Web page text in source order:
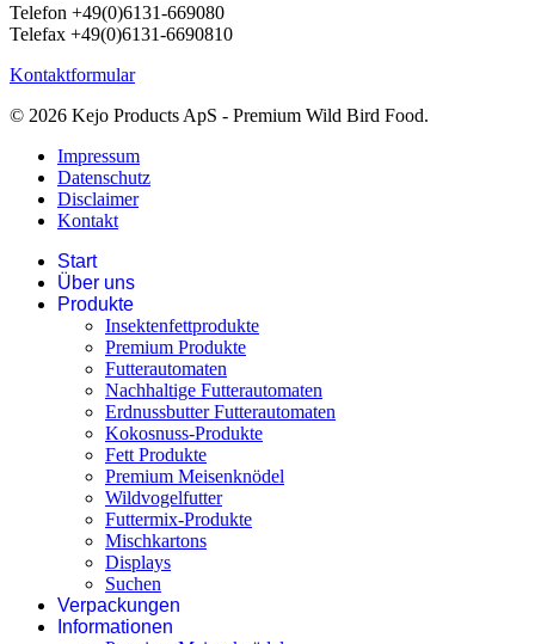
Telefon +49(0)6131-669080
Telefax +49(0)6131-6690810
Kontaktformular
© 2026 Kejo Products ApS - Premium Wild Bird Food.
Impressum
Datenschutz
Disclaimer
Kontakt
Start
Über uns
Produkte
Insektenfettprodukte
Premium Produkte
Futterautomaten
Nachhaltige Futterautomaten
Erdnussbutter Futterautomaten
Kokosnuss-Produkte
Fett Produkte
Premium Meisenknödel
Wildvogelfutter
Futtermix-Produkte
Mischkartons
Displays
Suchen
Verpackungen
Informationen